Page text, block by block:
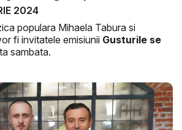
2024
populara Mihaela Tabura si
fi invitatele emisiunii Gusturile se
sambata.